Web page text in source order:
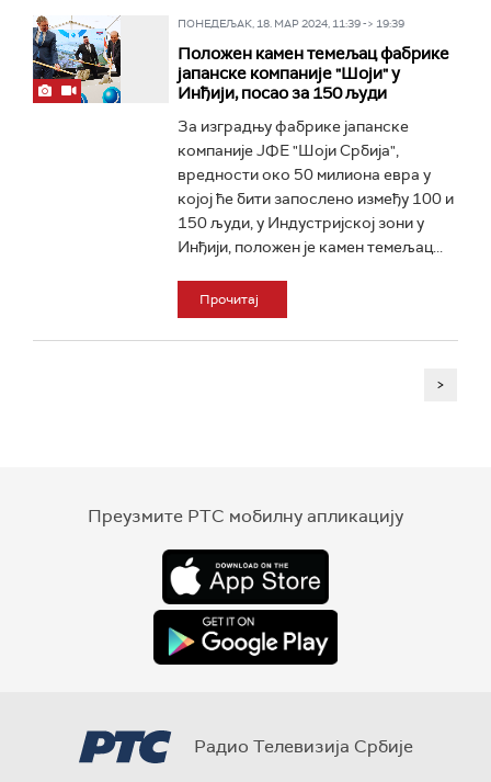
ПОНЕДЕЉАК, 18. МАР 2024, 11:39 -> 19:39
Положен камен темељац фабрике
јапанске компаније "Шоји" у
Инђији, посао за 150 људи
За изградњу фабрике јапанске
компаније ЈФЕ "Шоји Србија",
вредности око 50 милиона евра у
којој ће бити запослено између 100 и
150 људи, у Индустријској зони у
Инђији, положен је камен темељац...
Прочитај
>
Преузмите РТС мобилну апликацију
Радио Телевизија Србије